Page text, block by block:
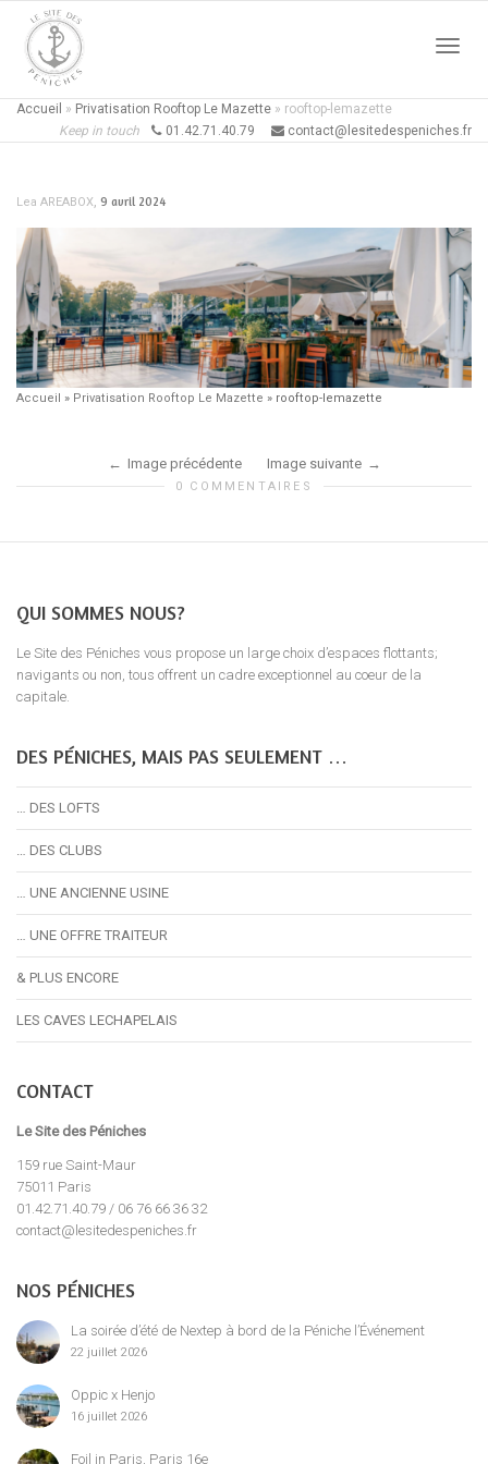
Accueil » Privatisation Rooftop Le Mazette » rooftop-lemazette
Keep in touch
01.42.71.40.79 contact@lesitedespeniches.fr
Lea AREABOX, 9 avril 2024
Accueil » Privatisation Rooftop Le Mazette » rooftop-lemazette
Image précédente Image suivante
0 COMMENTAIRES
QUI SOMMES NOUS?
Le Site des Péniches vous propose un large choix d’espaces flottants;
navigants ou non, tous offrent un cadre exceptionnel au coeur de la
capitale.
DES PÉNICHES, MAIS PAS SEULEMENT …
… DES LOFTS
… DES CLUBS
… UNE ANCIENNE USINE
… UNE OFFRE TRAITEUR
& PLUS ENCORE
LES CAVES LECHAPELAIS
CONTACT
Le Site des Péniches
159 rue Saint-Maur
75011 Paris
01.42.71.40.79 / 06 76 66 36 32
contact@lesitedespeniches.fr
NOS PÉNICHES
La soirée d’été de Nextep à bord de la Péniche l’Événement
22 juillet 2026
Oppic x Henjo
16 juillet 2026
Foil in Paris, Paris 16e